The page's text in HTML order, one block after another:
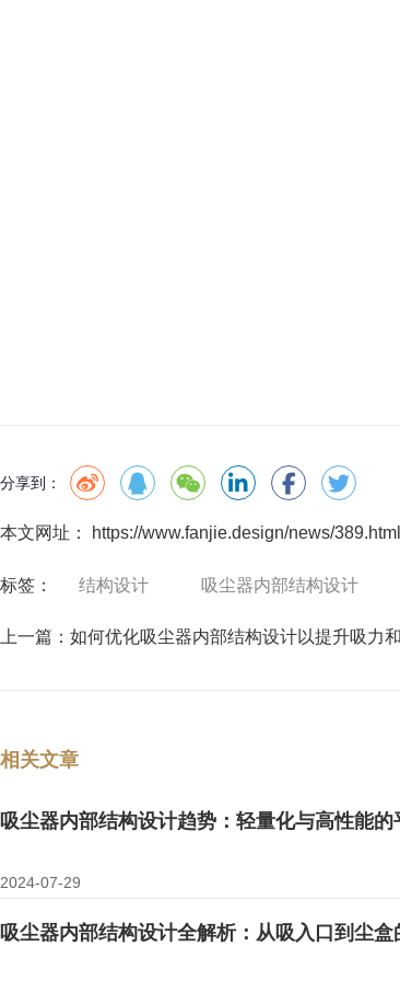
分享到：
本文网址： https://www.fanjie.design/news/389.html
标签： 结构设计 吸尘器内部结构设计
上一篇： 如何优化吸尘器内部结构设计以提升吸力
相关文章
吸尘器内部结构设计趋势：轻量化与高性能的
2024-07-29
吸尘器内部结构设计全解析：从吸入口到尘盒